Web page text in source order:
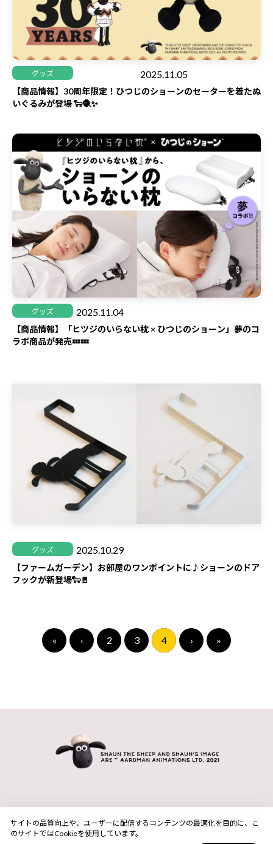
グッズ 2025.11.05
【商品情報】30周年限定！ひつじのショーンのセーターを着たぬ
いぐるみが登場 🐑🧶✨
グッズ 2025.11.04
【商品情報】「ヒツジのいらない枕 × ひつじのショーン」夢のコ
ラボ商品が発売💤💤
グッズ 2025.10.29
【ファームガーデン】お部屋のワンポイントに♪ショーンのドア
フックが新登場🐑🚪
« ‹ 2 3 4 › »
サイトの品質向上や、ユーザーに配信するコンテンツの最適化を目的に、こ
のサイトではCookieを使用しています。